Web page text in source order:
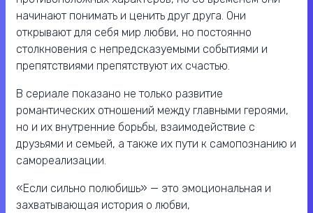
начинают понимать и ценить друг друга. Они
открывают для себя мир любви, но постоянно
столкновения с непредсказуемыми событиями и
препятствиями препятствуют их счастью.
В сериале показано не только развитие
романтических отношений между главными героями,
но и их внутренние борьбы, взаимодействие с
друзьями и семьей, а также их пути к самопознанию и
самореализации.
«Если сильно полюбишь» — это эмоциональная и
захватывающая история о любви,